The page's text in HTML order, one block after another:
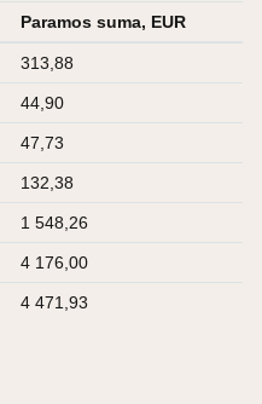
Paramos suma, EUR
313,88
44,90
47,73
132,38
1 548,26
4 176,00
4 471,93